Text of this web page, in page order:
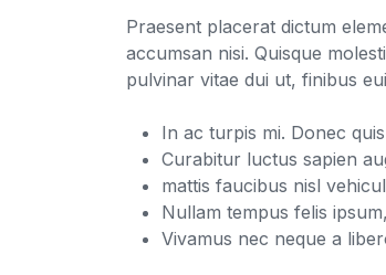
Praesent placerat dictum
accumsan nisi. Quisque
pulvinar vitae dui ut, finibus
In ac turpis mi. Donec
Curabitur luctus sapien
mattis faucibus nisl
Nullam tempus felis
Vivamus nec neque a